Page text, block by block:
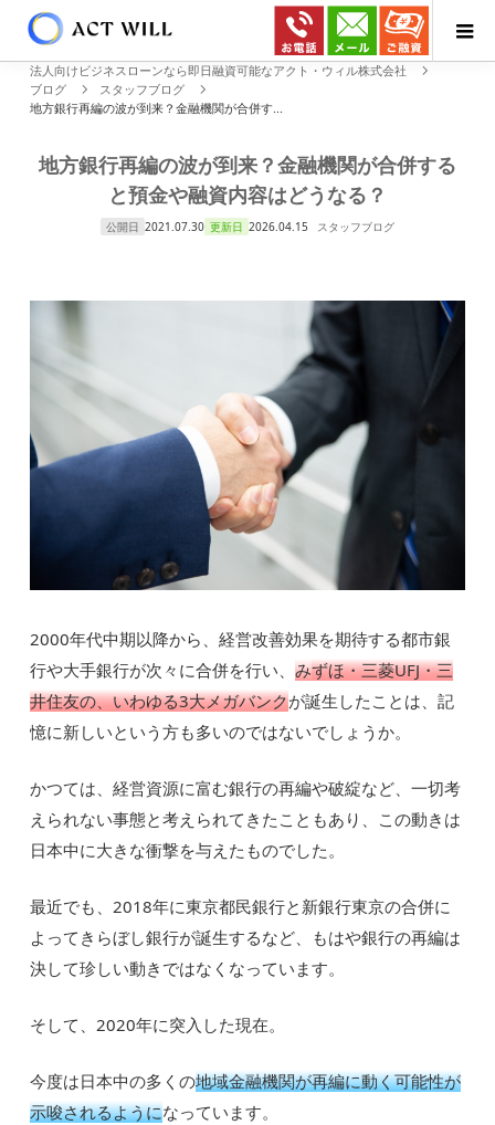
法人向けビジネスローンなら即日融資可能なアクト・ウィル株式会社
ブログ
スタッフブログ
地方銀行再編の波が到来？金融機関が合併す...
地方銀行再編の波が到来？金融機関が合併する
と預金や融資内容はどうなる？
公開日 2021.07.30 更新日 2026.04.15 スタッフブログ
2000年代中期以降から、経営改善効果を期待する都市銀
行や大手銀行が次々に合併を行い、みずほ・三菱UFJ・三
井住友の、いわゆる3大メガバンクが誕生したことは、記
憶に新しいという方も多いのではないでしょうか。
かつては、経営資源に富む銀行の再編や破綻など、一切考
えられない事態と考えられてきたこともあり、この動きは
日本中に大きな衝撃を与えたものでした。
最近でも、2018年に東京都民銀行と新銀行東京の合併に
よってきらぼし銀行が誕生するなど、もはや銀行の再編は
決して珍しい動きではなくなっています。
そして、2020年に突入した現在。
今度は日本中の多くの地域金融機関が再編に動く可能性が
示唆されるようになっています。